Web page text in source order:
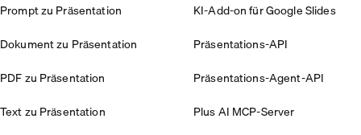
Prompt zu Präsentation
Dokument zu Präsentation
PDF zu Präsentation
Text zu Präsentation
KI-Add-on für Google Slides
Präsentations-API
Präsentations-Agent-API
Plus AI MCP-Server